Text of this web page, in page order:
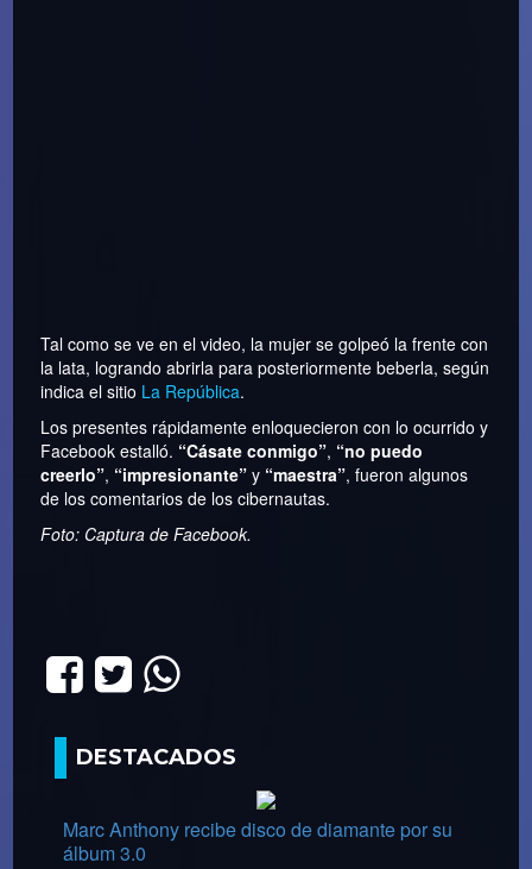
Tal como se ve en el video, la mujer se golpeó la frente con
la lata, logrando abrirla para posteriormente beberla, según
indica el sitio La República.
Los presentes rápidamente enloquecieron con lo ocurrido y
Facebook estalló. “Cásate conmigo”, “no puedo
creerlo”, “impresionante” y “maestra”, fueron algunos
de los comentarios de los cibernautas.
Foto: Captura de Facebook.
DESTACADOS
Marc Anthony recibe disco de diamante por su
álbum 3.0